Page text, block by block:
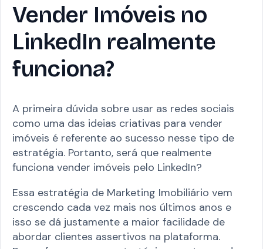
Vender Imóveis no
LinkedIn realmente
funciona?
A primeira dúvida sobre usar as redes sociais
como uma das ideias criativas para vender
imóveis é referente ao sucesso nesse tipo de
estratégia. Portanto, será que realmente
funciona vender imóveis pelo LinkedIn?
Essa estratégia de Marketing Imobiliário vem
crescendo cada vez mais nos últimos anos e
isso se dá justamente a maior facilidade de
abordar clientes assertivos na plataforma.